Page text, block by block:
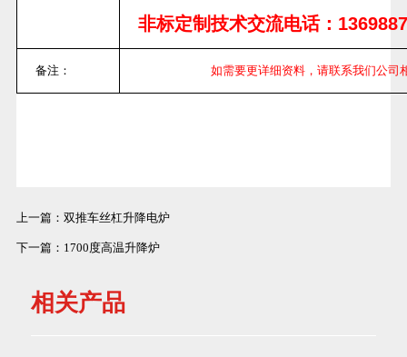
非标定制技术交流电话：
备注： 如需要更详细资料，请联系我们公司
上一篇： 双推车丝杠升降电炉
下一篇： 1700度高温升降炉
相关产品